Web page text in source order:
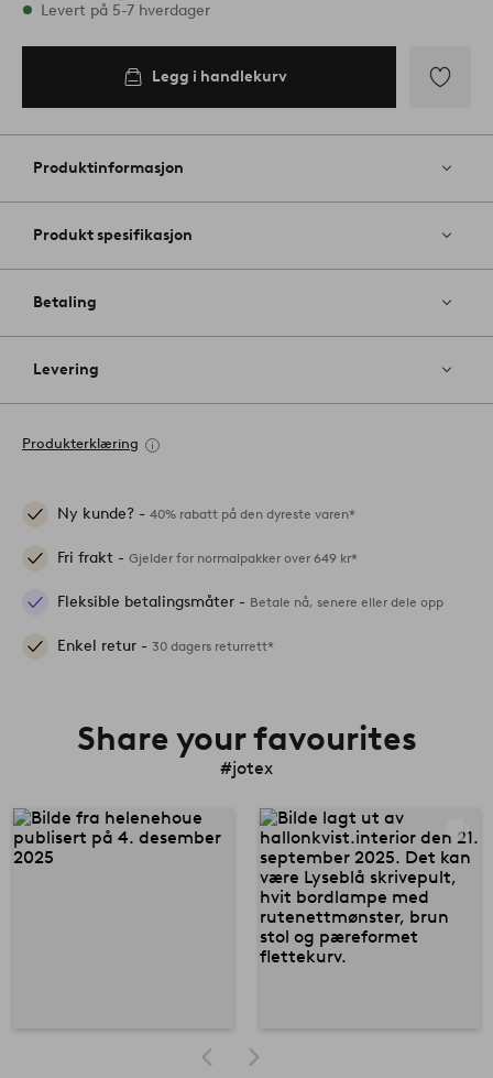
På lager
Levert på 5-7 hverdager
Legg i handlekurv
til
Produktinformasjon
Produkt spesifikasjon
Betaling
Levering
Produkterklæring
Ny kunde? - 40% rabatt på den dyreste varen*
Fri frakt - Gjelder for normalpakker over 649 kr*
Fleksible betalingsmåter - Betale nå, senere eller dele opp
Enkel retur - 30 dagers returrett*
Share your favourites
#jotex